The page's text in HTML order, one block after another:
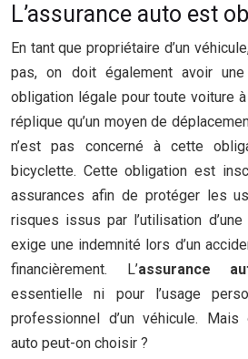
L’assurance auto est
En tant que propriétaire d’un
pas, on doit également avoir une
obligation légale pour toute voiture
réplique qu’un moyen de
n’est pas concerné à cette
bicyclette. Cette obligation est
assurances afin de protéger les
risques issus par l’utilisation
exige une indemnité lors d’un
financièrement. L’assurance
essentielle ni pour l’usage
professionnel d’un véhicule. Mais
auto peut-on choisir ?